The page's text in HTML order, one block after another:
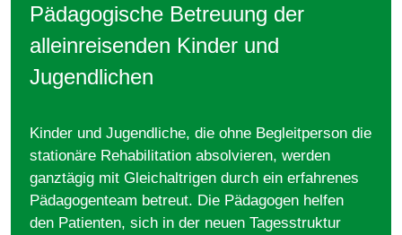
Pädagogische Betreuung der
alleinreisenden Kinder und
Jugendlichen
Kinder und Jugendliche, die ohne Begleitperson die
stationäre Rehabilitation absolvieren, werden
ganztägig mit Gleichaltrigen durch ein erfahrenes
Pädagogenteam betreut. Die Pädagogen helfen
den Patienten, sich in der neuen Tagesstruktur